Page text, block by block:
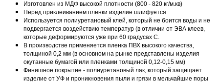
Изготовлен из МДФ высокой плотности (800 - 820 кг/м.кв)
Перед приклеиванием пленки изделие шлифуется
Используется полиуретановый клей, который не боится воды и не
подвергается воздействию температур (в отличии от ЭВА клеев,
которые деформируются уже при 60 градусах С.
В производстве применяется пленка ПВХ высокого качества,
толщиной 0,2 мм (в основном на рынке представлены изделия
окутанные бумагой или пленками толщиной 0,12-0,15 мм)
Финишное покрытие - полиуретановый лак, который защищает
изделие от УФ и проникновения пыли и грязи в мельчайшие поры